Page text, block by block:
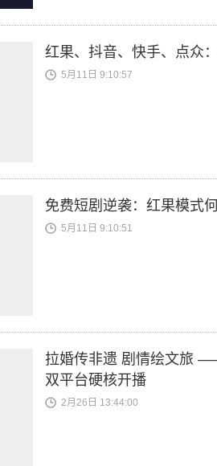
红果、抖音、快手、点众
5月11日 9:10:57
免费短剧逆袭：红果模式
5月11日 9:10:51
拉婚传非遗 剧情绘文旅
双平台硬核开播
2月26日 13:44:00